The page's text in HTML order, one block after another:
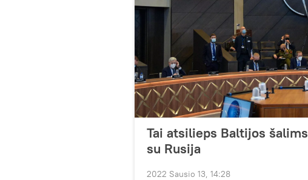
Tai atsilieps Baltijos
su Rusija
2022 Sausio 13, 14:28